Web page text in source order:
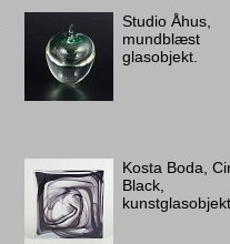
Studio Åhus,
mundblæst
glasobjekt.
Kosta Boda,
Black,